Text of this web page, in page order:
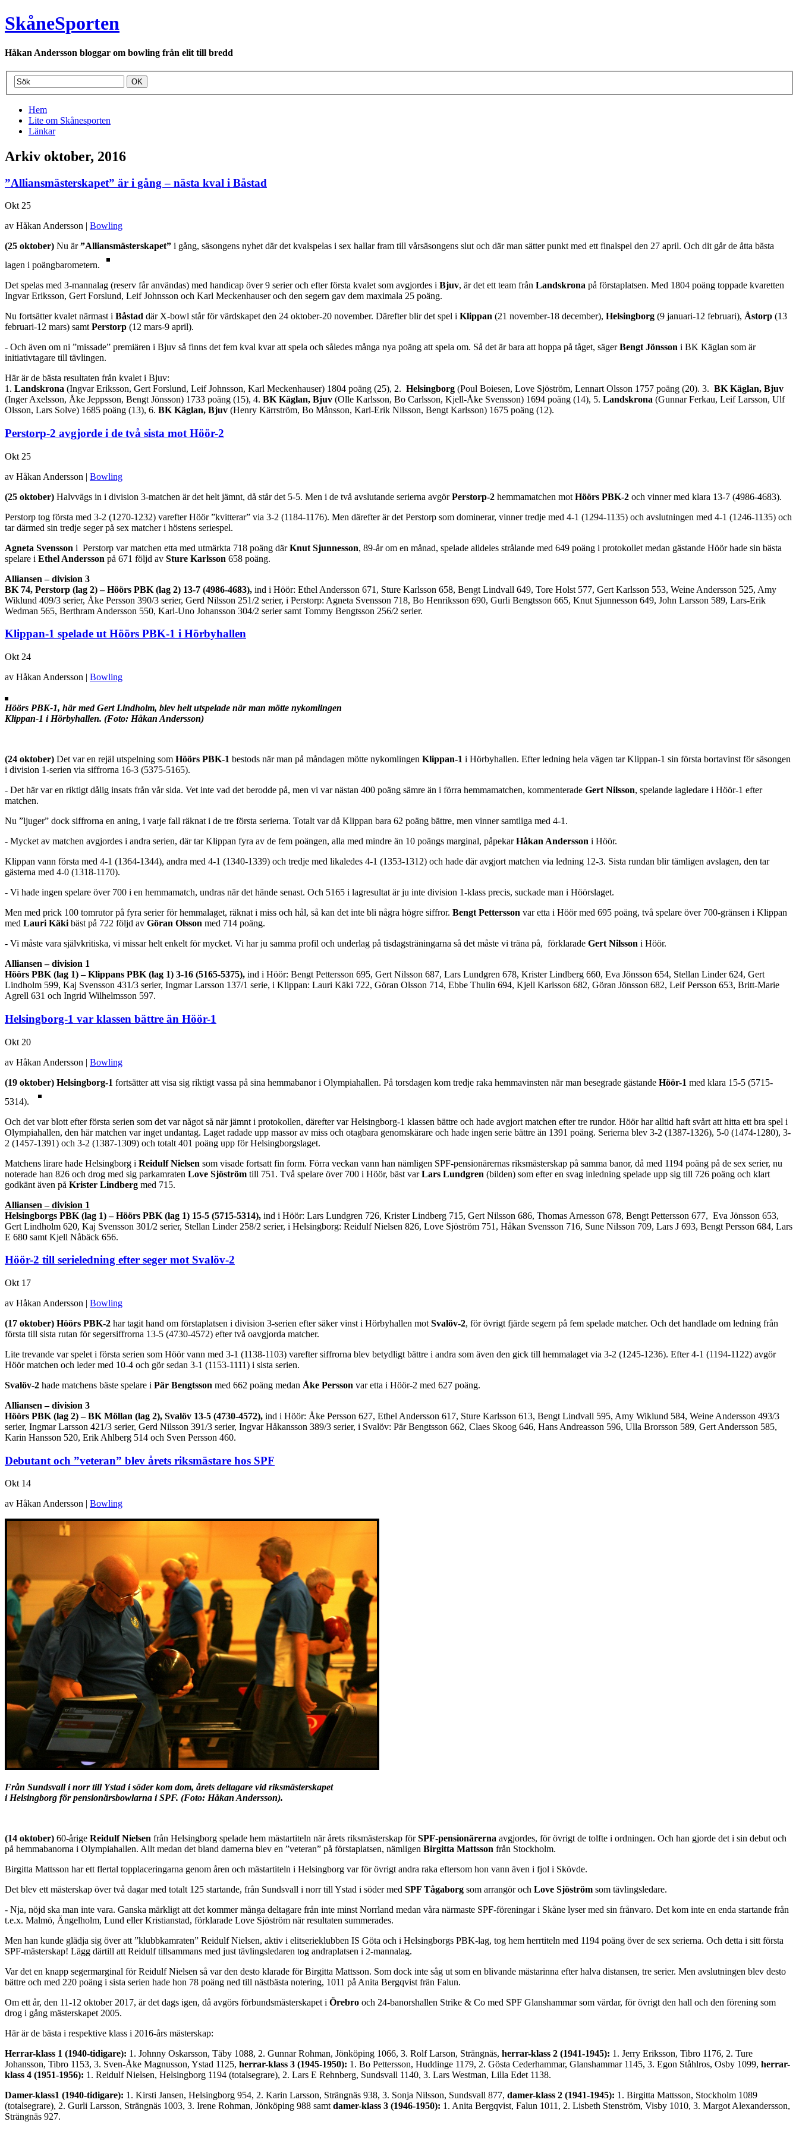
SkåneSporten
Håkan Andersson bloggar om bowling från elit till bredd
Hem
Lite om Skånesporten
Länkar
Arkiv oktober, 2016
”Alliansmästerskapet” är i gång – nästa kval i Båstad
Okt 25
av Håkan Andersson | Bowling
(25 oktober) Nu är”Alliansmästerskapet” i gång, säsongens nyhet där det kvalspelas i sex hallar fram till vårsäsongens slut och där man sätter punkt med ett finalspel den 27 april. Och dit går de åtta bästa
lagen i poängbarometern.
Det spelas med 3-mannalag (reserv får användas) med handicap över 9 serier och efter första kvalet som avgjordes i Bjuv, är det ett team från Landskrona på förstaplatsen. Med 1804 poäng toppade kvaretten
Ingvar Eriksson, Gert Forslund, Leif Johnsson och Karl Meckenhauser och den segern gav dem maximala 25 poäng.
Nu fortsätter kvalet närmast i Båstad där X-bowl står för värdskapet den 24 oktober-20 november. Därefter blir det spel i Klippan (21 november-18 december), Helsingborg (9 januari-12 februari), Åstorp (13
februari-12 mars) samt Perstorp (12 mars-9 april).
- Och även om ni ”missade” premiären i Bjuv så finns det fem kval kvar att spela och således många nya poäng att spela om. Så det är bara att hoppa på tåget, sägerBengt Jönsson i BK Käglan som är
initiativtagare till tävlingen.
Här är de bästa resultaten från kvalet i Bjuv:
1. Landskrona (Ingvar Eriksson, Gert Forslund, Leif Johnsson, Karl Meckenhauser) 1804 poäng (25), 2. Helsingborg (Poul Boiesen, Love Sjöström, Lennart Olsson 1757 poäng (20). 3. BK Käglan, Bjuv
(Inger Axelsson, Åke Jeppsson, Bengt Jönsson) 1733 poäng (15), 4. BK Käglan, Bjuv (Olle Karlsson, Bo Carlsson, Kjell-Åke Svensson) 1694 poäng (14), 5. Landskrona (Gunnar Ferkau, Leif Larsson, Ulf
Olsson, Lars Solve) 1685 poäng (13), 6. BK Käglan, Bjuv (Henry Kärrström, Bo Månsson, Karl-Erik Nilsson, Bengt Karlsson) 1675 poäng (12).
Perstorp-2 avgjorde i de två sista mot Höör-2
Okt 25
av Håkan Andersson | Bowling
(25 oktober) Halvvägs in i division 3-matchen är det helt jämnt, då står det 5-5. Men i de två avslutande serierna avgörPerstorp-2 hemmamatchen mot Höörs PBK-2 och vinner med klara 13-7 (4986-4683).
Perstorp tog första med 3-2 (1270-1232) varefter Höör ”kvitterar” via 3-2 (1184-1176). Men därefter är det Perstorp som dominerar, vinner tredje med 4-1 (1294-1135) och avslutningen med 4-1 (1246-1135) och
tar därmed sin tredje seger på sex matcher i höstens seriespel.
Agneta Svensson i Perstorp var matchen etta med utmärkta 718 poäng därKnut Sjunnesson, 89-år om en månad, spelade alldeles strålande med 649 poäng i protokollet medan gästande Höör hade sin bästa
spelare i Ethel Andersson på 671 följd av Sture Karlsson 658 poäng.
Alliansen – division 3
BK 74, Perstorp (lag 2) – Höörs PBK (lag 2) 13-7 (4986-4683), ind i Höör: Ethel Andersson 671, Sture Karlsson 658, Bengt Lindvall 649, Tore Holst 577, Gert Karlsson 553, Weine Andersson 525, Amy
Wiklund 409/3 serier, Åke Persson 390/3 serier, Gerd Nilsson 251/2 serier, i Perstorp: Agneta Svensson 718, Bo Henriksson 690, Gurli Bengtsson 665, Knut Sjunnesson 649, John Larsson 589, Lars-Erik
Wedman 565, Berthram Andersson 550, Karl-Uno Johansson 304/2 serier samt Tommy Bengtsson 256/2 serier.
Klippan-1 spelade ut Höörs PBK-1 i Hörbyhallen
Okt 24
av Håkan Andersson | Bowling
Höörs PBK-1, här med Gert Lindholm, blev helt utspelade när man mötte nykomlingen
Klippan-1 i Hörbyhallen. (Foto: Håkan Andersson)
(24 oktober) Det var en rejäl utspelning som Höörs PBK-1 bestods när man på måndagen mötte nykomlingen Klippan-1 i Hörbyhallen. Efter ledning hela vägen tar Klippan-1 sin första bortavinst för säsongen
i division 1-serien via siffrorna 16-3 (5375-5165).
- Det här var en riktigt dålig insats från vår sida. Vet inte vad det berodde på, men vi var nästan 400 poäng sämre än i förra hemmamatchen, kommenterade Gert Nilsson, spelande lagledare i Höör-1 efter
matchen.
Nu ”ljuger” dock siffrorna en aning, i varje fall räknat i de tre första serierna. Totalt var då Klippan bara 62 poäng bättre, men vinner samtliga med 4-1.
- Mycket av matchen avgjordes i andra serien, där tar Klippan fyra av de fem poängen, alla med mindre än 10 poängs marginal, påpekarHåkan Andersson i Höör.
Klippan vann första med 4-1 (1364-1344), andra med 4-1 (1340-1339) och tredje med likaledes 4-1 (1353-1312) och hade där avgjort matchen via ledning 12-3. Sista rundan blir tämligen avslagen, den tar
gästerna med 4-0 (1318-1170).
- Vi hade ingen spelare över 700 i en hemmamatch, undras när det hände senast. Och 5165 i lagresultat är ju inte division 1-klass precis, suckade man i Höörslaget.
Men med prick 100 tomrutor på fyra serier för hemmalaget, räknat i miss och hål, så kan det inte bli några högre siffror. Bengt Pettersson var etta i Höör med 695 poäng, två spelare över 700-gränsen i Klippan
med Lauri Käki bäst på 722 följd av Göran Olsson med 714 poäng.
- Vi måste vara självkritiska, vi missar helt enkelt för mycket. Vi har ju samma profil och underlag på tisdagsträningarna så det måste vi träna på, förklarade Gert Nilsson i Höör.
Alliansen – division 1
Höörs PBK (lag 1) – Klippans PBK (lag 1) 3-16 (5165-5375), ind i Höör: Bengt Pettersson 695, Gert Nilsson 687, Lars Lundgren 678, Krister Lindberg 660, Eva Jönsson 654, Stellan Linder 624, Gert
Lindholm 599, Kaj Svensson 431/3 serier, Ingmar Larsson 137/1 serie, i Klippan: Lauri Käki 722, Göran Olsson 714, Ebbe Thulin 694, Kjell Karlsson 682, Göran Jönsson 682, Leif Persson 653, Britt-Marie
Agrell 631 och Ingrid Wilhelmsson 597.
Helsingborg-1 var klassen bättre än Höör-1
Okt 20
av Håkan Andersson | Bowling
(19 oktober) Helsingborg-1 fortsätter att visa sig riktigt vassa på sina hemmabanor i Olympiahallen. På torsdagen kom tredje raka hemmavinsten när man besegrade gästande Höör-1 med klara 15-5 (5715-
5314).
Och det var blott efter första serien som det var något så när jämnt i protokollen, därefter var Helsingborg-1 klassen bättre och hade avgjort matchen efter tre rundor. Höör har alltid haft svårt att hitta ett bra spel i
Olympiahallen, den här matchen var inget undantag. Laget radade upp massor av miss och otagbara genomskärare och hade ingen serie bättre än 1391 poäng. Serierna blev 3-2 (1387-1326), 5-0 (1474-1280), 3-
2 (1457-1391) och 3-2 (1387-1309) och totalt 401 poäng upp för Helsingborgslaget.
Matchens lirare hade Helsingborg i Reidulf Nielsen som visade fortsatt fin form. Förra veckan vann han nämligen SPF-pensionärernas riksmästerskap på samma banor, då med 1194 poäng på de sex serier, nu
noterade han 826 och drog med sig parkamraten Love Sjöström till 751. Två spelare över 700 i Höör, bäst varLars Lundgren (bilden) som efter en svag inledning spelade upp sig till 726 poäng och klart
godkänt även på Krister Lindberg med 715.
Alliansen – division 1
Helsingborgs PBK (lag 1) – Höörs PBK (lag 1) 15-5 (5715-5314), ind i Höör: Lars Lundgren 726, Krister Lindberg 715, Gert Nilsson 686, Thomas Arnesson 678, Bengt Pettersson 677, Eva Jönsson 653,
Gert Lindholm 620, Kaj Svensson 301/2 serier, Stellan Linder 258/2 serier, i Helsingborg: Reidulf Nielsen 826, Love Sjöström 751, Håkan Svensson 716, Sune Nilsson 709, Lars J 693, Bengt Persson 684, Lars
E 680 samt Kjell Nåbäck 656.
Höör-2 till serieledning efter seger mot Svalöv-2
Okt 17
av Håkan Andersson | Bowling
(17 oktober) Höörs PBK-2 har tagit hand om förstaplatsen i division 3-serien efter säker vinst i Hörbyhallen mot Svalöv-2, för övrigt fjärde segern på fem spelade matcher. Och det handlade om ledning från
första till sista rutan för segersiffrorna 13-5 (4730-4572) efter två oavgjorda matcher.
Lite trevande var spelet i första serien som Höör vann med 3-1 (1138-1103) varefter siffrorna blev betydligt bättre i andra som även den gick till hemmalaget via 3-2 (1245-1236). Efter 4-1 (1194-1122) avgör
Höör matchen och leder med 10-4 och gör sedan 3-1 (1153-1111) i sista serien.
Svalöv-2 hade matchens bäste spelare i Pär Bengtsson med 662 poäng medan Åke Persson var etta i Höör-2 med 627 poäng.
Alliansen – division 3
Höörs PBK (lag 2) – BK Möllan (lag 2), Svalöv 13-5 (4730-4572), ind i Höör: Åke Persson 627, Ethel Andersson 617, Sture Karlsson 613, Bengt Lindvall 595, Amy Wiklund 584, Weine Andersson 493/3
serier, Ingmar Larsson 421/3 serier, Gerd Nilsson 391/3 serier, Ingvar Håkansson 389/3 serier, i Svalöv: Pär Bengtsson 662, Claes Skoog 646, Hans Andreasson 596, Ulla Brorsson 589, Gert Andersson 585,
Karin Hansson 520, Erik Ahlberg 514 och Sven Persson 460.
Debutant och ”veteran” blev årets riksmästare hos SPF
Okt 14
av Håkan Andersson | Bowling
Från Sundsvall i norr till Ystad i söder kom dom, årets deltagare vid riksmästerskapet
i Helsingborg förpensionärsbowlarna i SPF. (Foto: Håkan Andersson).
(14 oktober) 60-årige Reidulf Nielsen från Helsingborg spelade hem mästartiteln när årets riksmästerskap förSPF-pensionärerna avgjordes, för övrigt de tolfte i ordningen. Och han gjorde det i sin debut och
på hemmabanorna i Olympiahallen. Allt medan det bland damerna blev en ”veteran” på förstaplatsen, nämligen Birgitta Mattsson från Stockholm.
Birgitta Mattsson har ett flertal topplaceringarna genom åren och mästartiteln i Helsingborg var för övrigt andra raka eftersom hon vann även i fjol i Skövde.
Det blev ett mästerskap över två dagar med totalt 125 startande, från Sundsvall i norr till Ystad i söder med SPF Tågaborg som arrangör och Love Sjöström som tävlingsledare.
- Nja, nöjd ska man inte vara. Ganska märkligt att det kommer många deltagare från inte minst Norrland medan våra närmaste SPF-föreningar i Skåne lyser med sin frånvaro. Det kom inte en enda startande från
t.e.x. Malmö, Ängelholm, Lund eller Kristianstad, förklarade Love Sjöström när resultaten summerades.
Men han kunde glädja sig över att ”klubbkamraten” Reidulf Nielsen, aktiv i elitserieklubben IS Göta och i Helsingborgs PBK-lag, tog hem herrtiteln med 1194 poäng över de sex serierna. Och detta i sitt första
SPF-mästerskap! Lägg därtill att Reidulf tillsammans med just tävlingsledaren tog andraplatsen i 2-mannalag.
Var det en knapp segermarginal för Reidulf Nielsen så var den desto klarade för Birgitta Mattsson. Som dock inte såg ut som en blivande mästarinna efter halva distansen, tre serier. Men avslutningen blev desto
bättre och med 220 poäng i sista serien hade hon 78 poäng ned till nästbästa notering, 1011 på Anita Bergqvist frän Falun.
Om ett år, den 11-12 oktober 2017, är det dags igen, då avgörs förbundsmästerskapet i Örebro och 24-banorshallen Strike & Co med SPF Glanshammar som värdar, för övrigt den hall och den förening som
drog i gång mästerskapet 2005.
Här är de bästa i respektive klass i 2016-års mästerskap:
Herrar-klass 1 (1940-tidigare): 1. Johnny Oskarsson, Täby 1088, 2. Gunnar Rohman, Jönköping 1066, 3. Rolf Larson, Strängnäs, herrar-klass 2 (1941-1945): 1. Jerry Eriksson, Tibro 1176, 2. Ture
Johansson, Tibro 1153, 3. Sven-Åke Magnusson, Ystad 1125, herrar-klass 3 (1945-1950): 1. Bo Pettersson, Huddinge 1179, 2. Gösta Cederhammar, Glanshammar 1145, 3. Egon Ståhlros, Osby 1099, herrar-
klass 4 (1951-1956): 1. Reidulf Nielsen, Helsingborg 1194 (totalsegrare), 2. Lars E Rehnberg, Sundsvall 1140, 3. Lars Westman, Lilla Edet 1138.
Damer-klass1 (1940-tidigare): 1. Kirsti Jansen, Helsingborg 954, 2. Karin Larsson, Strängnäs 938, 3. Sonja Nilsson, Sundsvall 877, damer-klass 2 (1941-1945): 1. Birgitta Mattsson, Stockholm 1089
(totalsegrare), 2. Gurli Larsson, Strängnäs 1003, 3. Irene Rohman, Jönköping 988 samtdamer-klass 3 (1946-1950): 1. Anita Bergqvist, Falun 1011, 2. Lisbeth Stenström, Visby 1010, 3. Margot Alexandersson,
Strängnäs 927.